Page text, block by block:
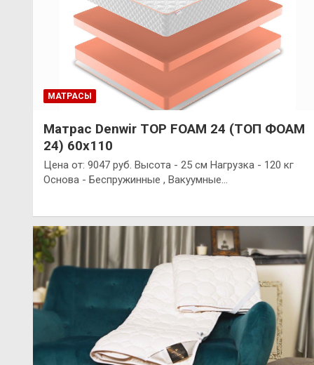
МАТРАСЫ
Матрас Denwir TOP FOAM 24 (ТОП ФОАМ
24) 60х110
Цена от: 9047 руб. Высота - 25 см Нагрузка - 120 кг
Основа - Беспружинные , Вакуумные…